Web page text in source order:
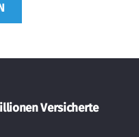
Versicherte